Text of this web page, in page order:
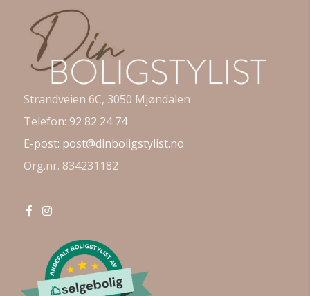
Strandveien 6C, 3050 Mjøndalen
Telefon: 92 82 24 74
E-post: post@dinboligstylist.no
Org.nr. 834231182